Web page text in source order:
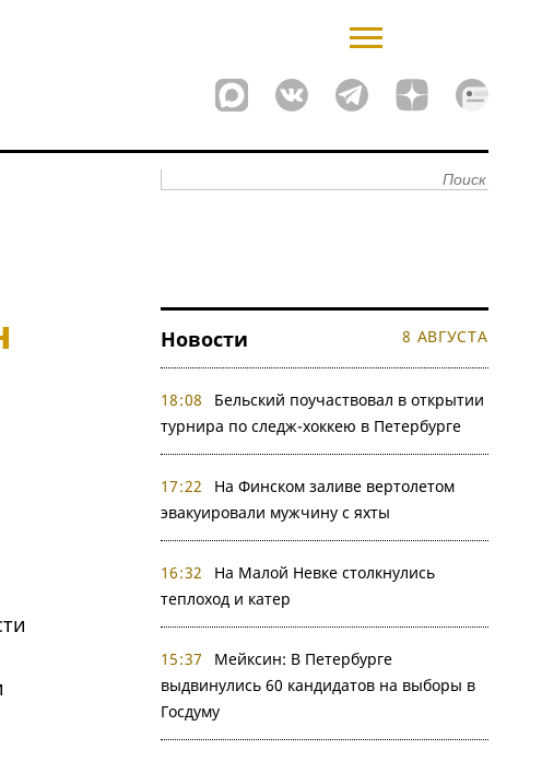
Новости 8 АВГУСТА
18:08
Бельский поучаствовал в открытии
турнира по следж-хоккею в Петербурге
17:22
На Финском заливе вертолетом
эвакуировали мужчину с яхты
16:32
На Малой Невке столкнулись
теплоход и катер
15:37
Мейксин: В Петербурге
выдвинулись 60 кандидатов на выборы в
Госдуму